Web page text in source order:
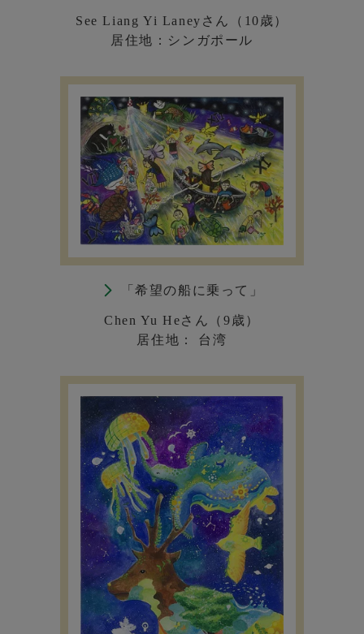
See Liang Yi Laneyさん（10歳）
居住地：シンガポール
「希望の船に乗って」
Chen Yu Heさん（9歳）
居住地： 台湾